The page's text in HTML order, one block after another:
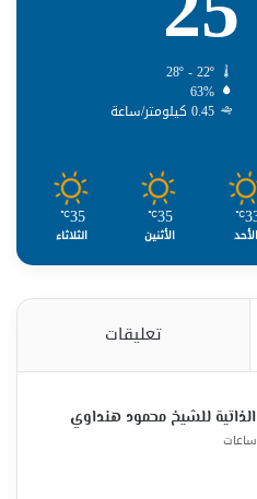
28º - 22º
63%
0.45 كيلومتر/ساعة
℃
الأحد
35
℃
الأثنين
35
℃
الثلاثاء
تعليقات
للشيخ محمود هنداوي